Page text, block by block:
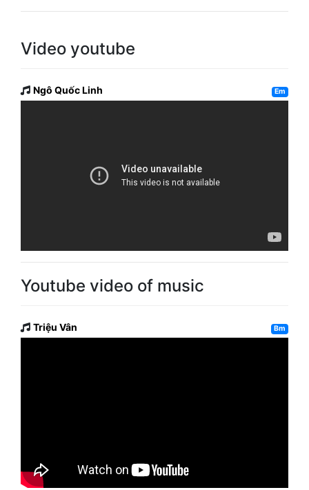
Video youtube
Ngô Quốc Linh Em
Youtube video of music
Triệu Vân Bm